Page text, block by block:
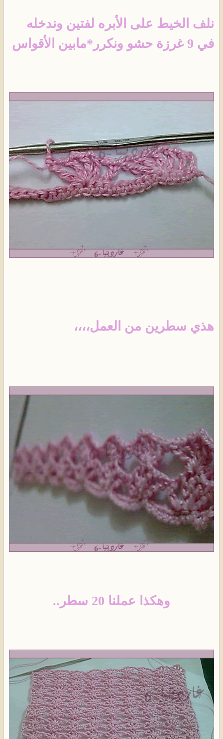
نلف الخيط على الأبره لفتين وندخله
في 9 غرزة حشو ونكرر*مابين الأقواس
هذي سطرين من العمل،،،،
وهكذا عملنا 20 سطر..